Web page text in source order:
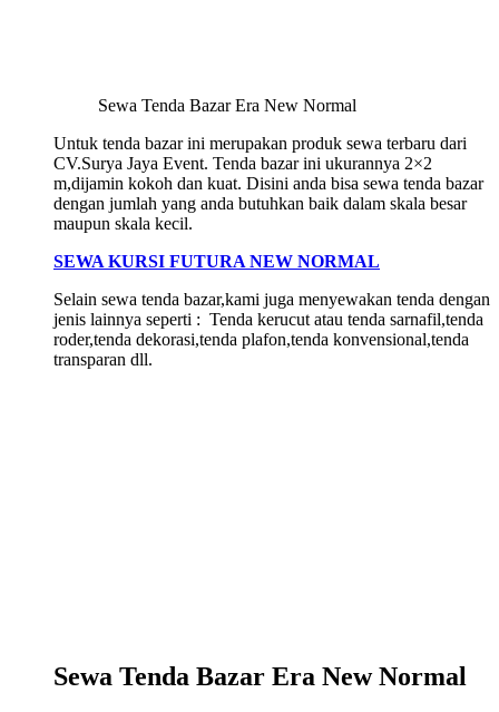
Sewa Tenda Bazar Era New Normal
Untuk tenda bazar ini merupakan produk sewa terbaru dari
CV.Surya Jaya Event. Tenda bazar ini ukurannya 2×2
m,dijamin kokoh dan kuat. Disini anda bisa sewa tenda bazar
dengan jumlah yang anda butuhkan baik dalam skala besar
maupun skala kecil.
SEWA KURSI FUTURA NEW NORMAL
Selain sewa tenda bazar,kami juga menyewakan tenda dengan
jenis lainnya seperti : Tenda kerucut atau tenda sarnafil,tenda
roder,tenda dekorasi,tenda plafon,tenda konvensional,tenda
transparan dll.
Sewa Tenda Bazar Era New Normal